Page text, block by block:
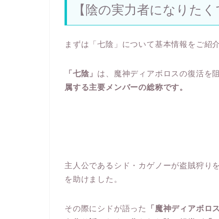
【陰の実力者になりた
まずは「七陰」について基本情報をご紹
「七陰」 は、魔神ディアボロスの復活を
属する主要メンバーの総称です。
主人公であるシド・カゲノーが盗賊狩り
を助けました。
その際にシドが語った
「魔神ディアボロ